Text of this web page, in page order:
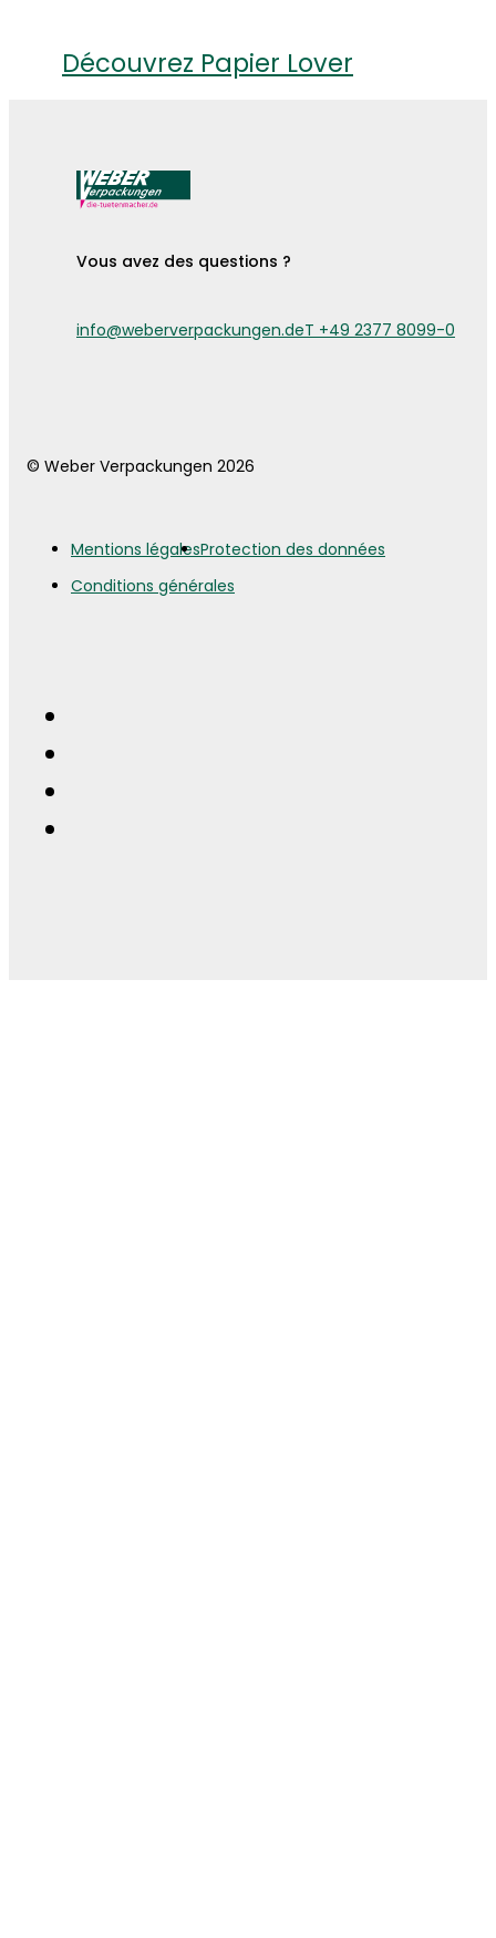
Découvrez Papier Lover
Vous avez des questions ?
info@weberverpackungen.deT +49 2377 8099-0
© Weber Verpackungen 2026
Mentions légalesProtection des données
Conditions générales